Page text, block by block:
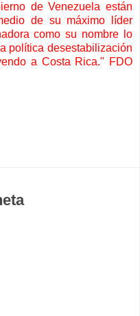
de Venezuela están
de su máximo líder
como su nombre lo
política desestabilización
a Costa Rica." FDO